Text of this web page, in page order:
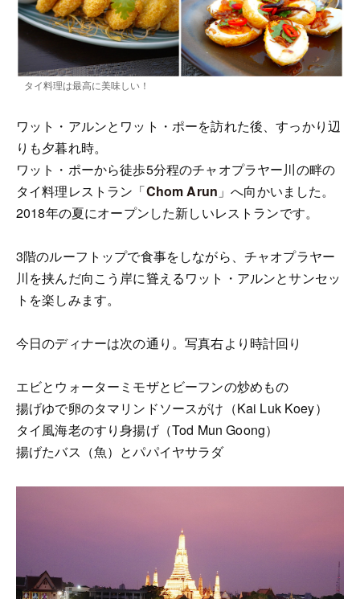
タイ料理は最高に美味しい！
ワット・アルンとワット・ポーを訪れた後、すっかり辺
りも夕暮れ時。
ワット・ポーから徒歩5分程のチャオプラヤー川の畔の
タイ料理レストラン「Chom Arun 」へ向かいました。
2018年の夏にオープンした新しいレストランです。
3階のルーフトップで食事をしながら、チャオプラヤー
川を挟んだ向こう岸に聳えるワット・アルンとサンセッ
トを楽しみます。
今日のディナーは次の通り。写真右より時計回り
エビとウォーターミモザとビーフンの炒めもの
揚げゆで卵のタマリンドソースがけ（Kai Luk Koey）
タイ風海老のすり身揚げ（Tod Mun Goong）
揚げたバス（魚）とパパイヤサラダ